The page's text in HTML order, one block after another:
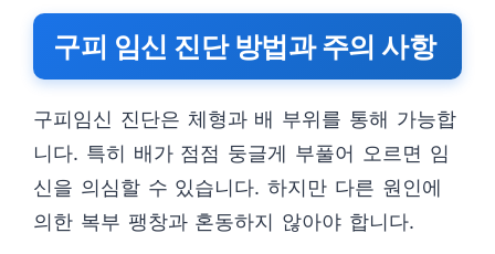
구피 임신 진단 방법과 주의 사항
구피임신 진단은 체형과 배 부위를 통해 가능합
니다. 특히 배가 점점 둥글게 부풀어 오르면 임
신을 의심할 수 있습니다. 하지만 다른 원인에
의한 복부 팽창과 혼동하지 않아야 합니다.